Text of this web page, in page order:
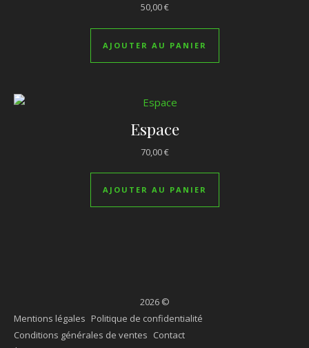
50,00€
AJOUTER AU PANIER
Espace
70,00€
AJOUTER AU PANIER
2026 ©
Mentions légales Politique de confidentialité
Conditions générales de ventes Contact